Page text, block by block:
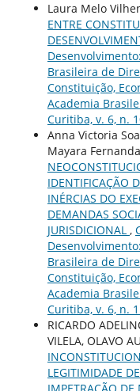
Laura Melo
ENTRE
Brasileira de
Constituição,
Academia
Curitiba, v. 6, n.
Anna Victoria
Mayara
IDENTIFICAÇÃO
INÉRCIAS DO
DEMANDAS
JURISDICIONAL ,
Brasileira de
Constituição,
Academia
Curitiba, v. 6, n.
RICARDO
VILELA, OLAVO
LEGITIMIDADE